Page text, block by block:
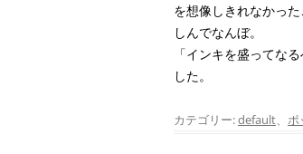
を想像しきれなかっ
しんでなんぼ。
「インキを盛ってな
した。
カテゴリー:default ポ